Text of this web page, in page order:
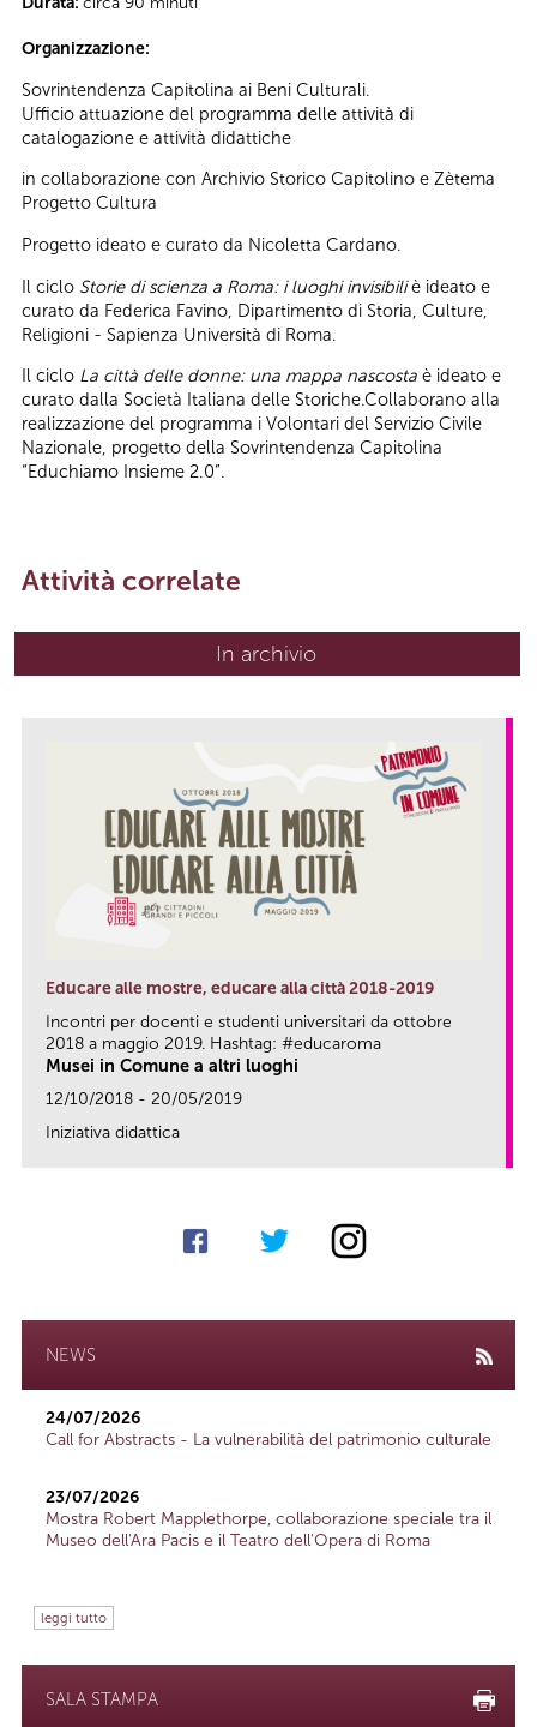
Organizzazione:
Sovrintendenza Capitolina ai Beni Culturali.
Ufficio attuazione del programma delle attività di
catalogazione e attività didattiche
in collaborazione con Archivio Storico Capitolino e Zètema
Progetto Cultura
Progetto ideato e curato da Nicoletta Cardano.
Il ciclo Storie di scienza a Roma: i luoghi invisibiliè ideato e
curato da Federica Favino, Dipartimento di Storia, Culture,
Religioni - Sapienza Università di Roma.
Il ciclo La città delle donne: una mappa nascosta è ideato e
curato dalla Società Italiana delle Storiche.Collaborano alla
realizzazione del programma i Volontari del Servizio Civile
Nazionale, progetto della Sovrintendenza Capitolina
“Educhiamo Insieme 2.0”.
Attività correlate
In archivio
Educare alle mostre, educare alla città 2018-2019
Incontri per docenti e studenti universitari da ottobre
2018 a maggio 2019. Hashtag: #educaroma
Musei in Comune a altri luoghi
12/10/2018 - 20/05/2019
Iniziativa didattica
NEWS
24/07/2026
Call for Abstracts - La vulnerabilità del patrimonio culturale
23/07/2026
Mostra Robert Mapplethorpe, collaborazione speciale tra il
Museo dell'Ara Pacis e il Teatro dell'Opera di Roma
leggi tutto
SALA STAMPA